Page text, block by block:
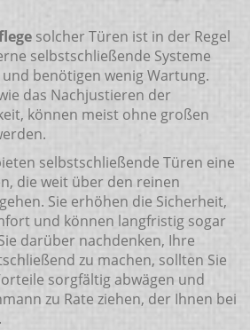
solcher Türen ist in der Regel
selbstschließende Systeme
benötigen wenig Wartung.
das Nachjustieren der
können meist ohne großen
selbstschließende Türen eine
die weit über den reinen
Sie erhöhen die Sicherheit,
und können langfristig sogar
darüber nachdenken, Ihre
zu machen, sollten Sie
sorgfältig abwägen und
zu Rate ziehen, der Ihnen bei